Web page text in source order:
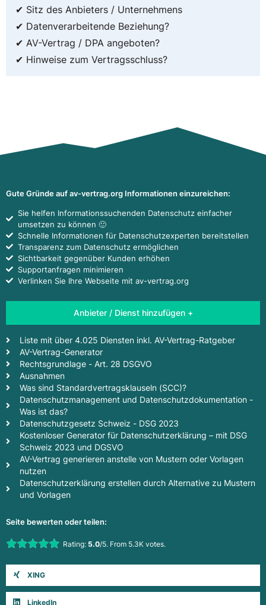
✔ Sitz des Anbieters / Unternehmens
✔ Datenverarbeitende Beziehung?
✔ AV-Vertrag / DPA angeboten?
✔ Hinweise zum Vertragsschluss?
Gute Gründe auf av-vertrag.org Informationen einzureichen:
Sie helfen Informationssuchenden Datenschutz einfacher
umsetzen zu können 🙂
Schnelle Informationen für Datenschutzexperten bereitstellen
Transparenz zum Datenschutz ermöglichen
Sichtbarkeit gegenüber Kunden erhöhen
Supportanfragen minimieren
Verlinken Sie Ihre Webseite mit av-vertrag.org
Anbieter / Dienst hinzufügen +
Liste mit über 4.025 Diensten inkl. AV-Vertrag-Ratgeber
AV-Vertrag-Generator
Rechtsgrundlage - Art. 28 DSGVO
Ausnahmen
Was sind Standardvertragsklauseln (SCC)?
Datenschutzmanagement und Datenschutzdokumentation -
Was ist das?
Datenschutzgesetz Schweiz - DSG 2023
Kostenloser Generator für Datenschutzerklärung – mit DSG
Schweiz 2023 und DGSVO
AV-Vertrag generieren anstelle von Mustern oder Vorlagen
nutzen
Datenschutzerklärung erstellen durch Alternative zu Mustern
und Vorlagen
Seite bewerten oder teilen:
Rate this item:Rating: 5.0/5. From 5.3K votes.
XING
LinkedIn